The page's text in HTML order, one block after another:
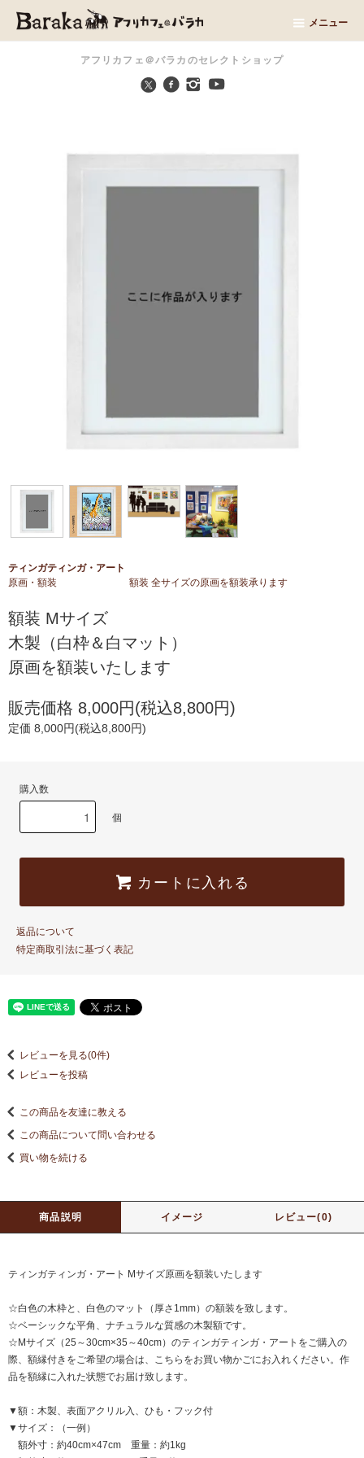
アフリカフェ＠バラカのセレクトショップ
メニュー
ティンガティンガ・アート
原画・額装
額装 全サイズの原画を額装承ります
額装 Mサイズ
木製（白枠＆白マット）
原画を額装いたします
販売価格 8,000円(税込8,800円)
定価 8,000円(税込8,800円)
購入数
個
カートに入れる
返品について
特定商取引法に基づく表記
レビューを見る(0件)
レビューを投稿
この商品を友達に教える
この商品について問い合わせる
買い物を続ける
商品説明 イメージ レビュー(0)
ティンガティンガ・アート Mサイズ原画を額装いたします
☆白色の木枠と、白色のマット（厚さ1mm）の額装を致します。
☆ベーシックな平角、ナチュラルな質感の木製額です。
☆Mサイズ（25～30cm×35～40cm）のティンガティンガ・アートをご購入の
際、額縁付きをご希望の場合は、こちらをお買い物かごにお入れください。作
品を額縁に入れた状態でお届け致します。
▼額：木製、表面アクリル入、ひも・フック付
▼サイズ：（一例）
額外寸：約40cm×47cm 重量：約1kg